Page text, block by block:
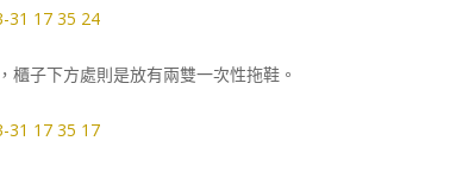
櫃子下方處則是放有兩雙一次性拖鞋。